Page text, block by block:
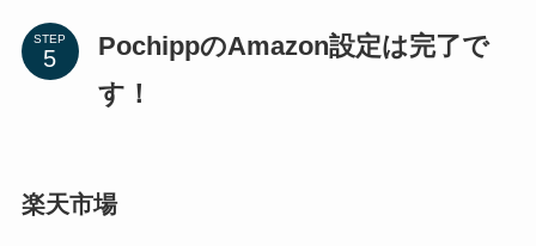
STEP
PochippのAmazon設定は完了で
す！
楽天市場